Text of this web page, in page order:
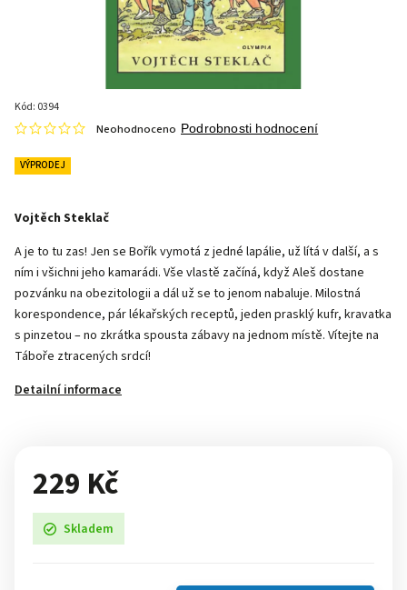
Kód: 0394
VÝPRODEJ
Neohodnoceno Podrobnosti hodnocení
Vojtěch Steklač
A je to tu zas! Jen se Bořík vymotá z jedné lapálie, už lítá v další, a s
ním i všichni jeho kamarádi. Vše vlastě začíná, když Aleš dostane
pozvánku na obezitologii a dál už se to jenom nabaluje. Milostná
korespondence, pár lékařských receptů, jeden prasklý kufr, kravatka
s pinzetou – no zkrátka spousta zábavy na jednom místě. Vítejte na
Táboře ztracených srdcí!
Detailní informace
229 Kč
Skladem